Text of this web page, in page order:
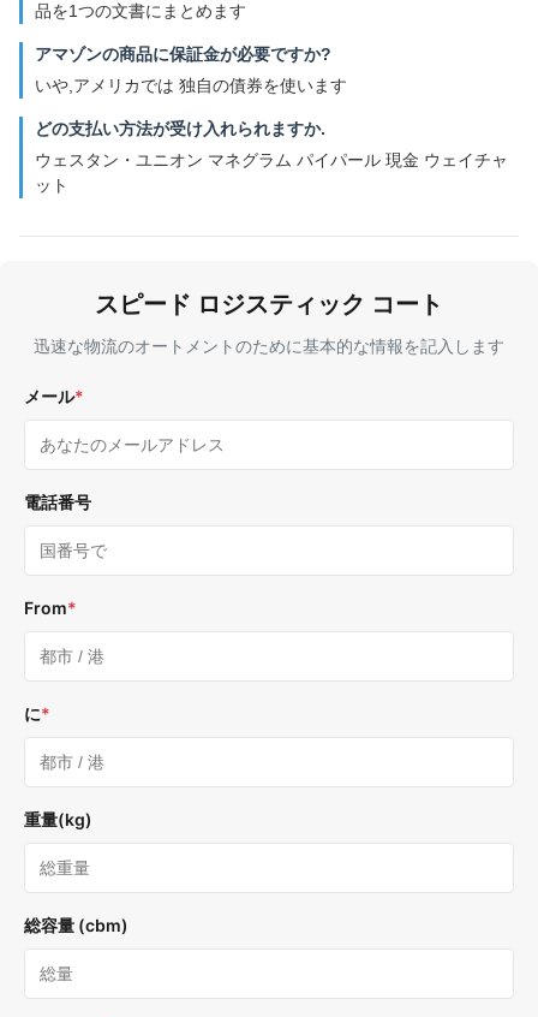
品を1つの文書にまとめます
アマゾンの商品に保証金が必要ですか?
いや,アメリカでは 独自の債券を使います
どの支払い方法が受け入れられますか.
ウェスタン・ユニオン マネグラム パイパール 現金 ウェイチャ
ット
スピード ロジスティック コート
迅速な物流のオートメントのために基本的な情報を記入します
メール*
電話番号
From*
に*
重量(kg)
総容量 (cbm)